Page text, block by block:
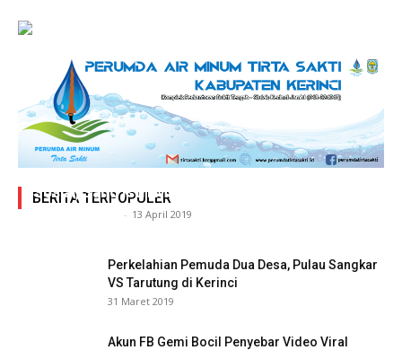
BERITA TERPOPULER
Adegan Ranjang Dua Kadis, Perhubungan Vs
Sosial, Sang Istri Miliki Bukti Video Mesum Hot
- 13 April 2019
Perkelahian Pemuda Dua Desa, Pulau Sangkar
VS Tarutung di Kerinci
31 Maret 2019
Akun FB Gemi Bocil Penyebar Video Viral